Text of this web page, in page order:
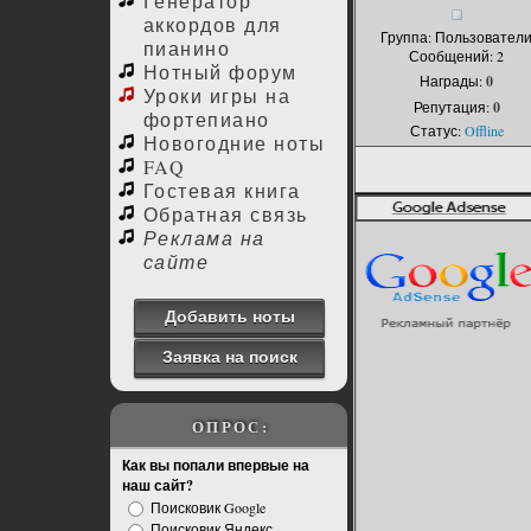
аккордов для
пианино
Нотный форум
Уроки игры на
фортепиано
Новогодние ноты
FAQ
Гостевая книга
Обратная связь
Реклама на
сайте
Добавить ноты
Заявка на поиск
ОПРОС:
Как вы попали впервые на
наш сайт?
Поисковик Google
Группа: Пользователи
Сообщений:2
Награды:0
Репутация:0
Статус:Offline